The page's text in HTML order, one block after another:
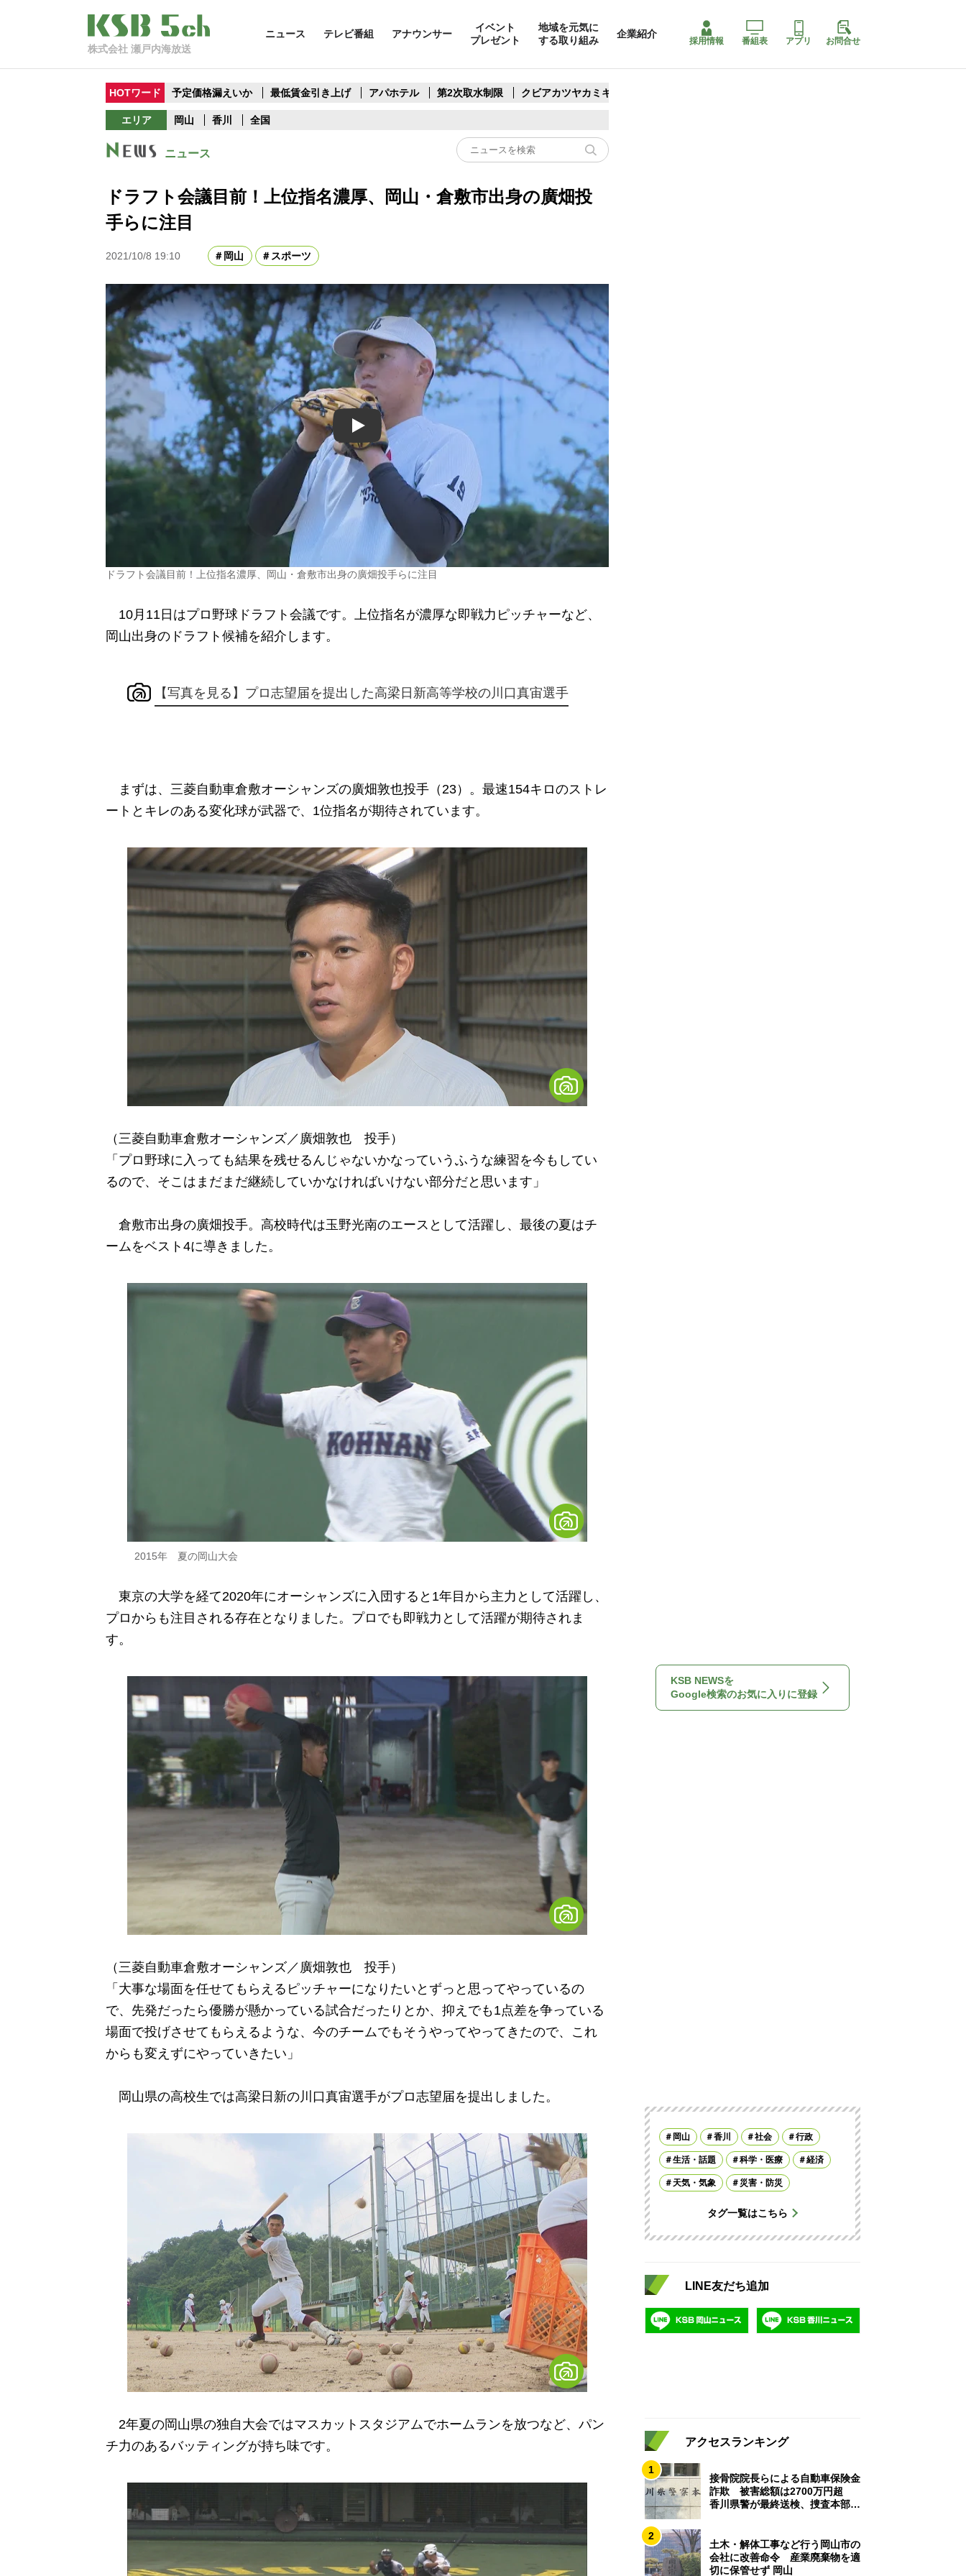
株式会社 瀬戸内海放送
ニュース テレビ番組 アナウンサー
イベント
プレゼント
地域を元気に
する取り組み
企業紹介
採用情報 番組表 アプリ お問合せ
HOTワード 予定価格漏えいか 最低賃金引き上げ アパホテル 第2次取水制限 クビアカツヤカミキリ
エリア 岡山 香川 全国
ニュース
ドラフト会議目前！上位指名濃厚、岡山・倉敷市出身の廣畑投
手らに注目
2021/10/8 19:10 岡山 スポーツ
Play
ドラフト会議目前！上位指名濃厚、岡山・倉敷市出身の廣畑投手らに注目
10月11日はプロ野球ドラフト会議です。上位指名が濃厚な即戦力ピッチャーなど、
岡山出身のドラフト候補を紹介します。
【写真を見る】プロ志望届を提出した高梁日新高等学校の川口真宙選手
まずは、三菱自動車倉敷オーシャンズの廣畑敦也投手（23）。最速154キロのストレ
ートとキレのある変化球が武器で、1位指名が期待されています。
（三菱自動車倉敷オーシャンズ／廣畑敦也 投手）
「プロ野球に入っても結果を残せるんじゃないかなっていうふうな練習を今もしてい
るので、そこはまだまだ継続していかなければいけない部分だと思います」
倉敷市出身の廣畑投手。高校時代は玉野光南のエースとして活躍し、最後の夏はチ
ームをベスト4に導きました。
2015年 夏の岡山大会
東京の大学を経て2020年にオーシャンズに入団すると1年目から主力として活躍し、
プロからも注目される存在となりました。プロでも即戦力として活躍が期待されま
す。
（三菱自動車倉敷オーシャンズ／廣畑敦也 投手）
「大事な場面を任せてもらえるピッチャーになりたいとずっと思ってやっているの
で、先発だったら優勝が懸かっている試合だったりとか、抑えでも1点差を争っている
場面で投げさせてもらえるような、今のチームでもそうやってやってきたので、これ
からも変えずにやっていきたい」
岡山県の高校生では高梁日新の川口真宙選手がプロ志望届を提出しました。
2年夏の岡山県の独自大会ではマスカットスタジアムでホームランを放つなど、パン
チ力のあるバッティングが持ち味です。
KSB NEWSを
Google検索のお気に入りに登録
岡山 香川 社会 行政
生活・話題 科学・医療 経済
天気・気象 災害・防災
タグ一覧はこちら
LINE友だち追加
アクセスランキング
1
接骨院院長らによる自動車保険金
詐欺 被害総額は2700万円超
香川県警が最終送検、捜査本部解
2
土木・解体工事など行う岡山市の
会社に改善命令 産業廃棄物を適
切に保管せず 岡山